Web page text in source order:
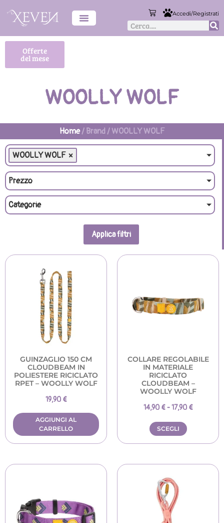
Accedi/Registrati
Offerte
del mese
WOOLLY WOLF
Home/ Brand / WOOLLY WOLF
WOOLLY WOLF ×
Prezzo
Categorie
Applica filtri
GUINZAGLIO 150 CM
CLOUDBEAM IN
POLIESTERE RICICLATO
RPET – WOOLLY WOLF
19,90 €
AGGIUNGI AL
CARRELLO
COLLARE REGOLABILE
IN MATERIALE
RICICLATO
CLOUDBEAM –
WOOLLY WOLF
14,90 € - 17,90 €
SCEGLI